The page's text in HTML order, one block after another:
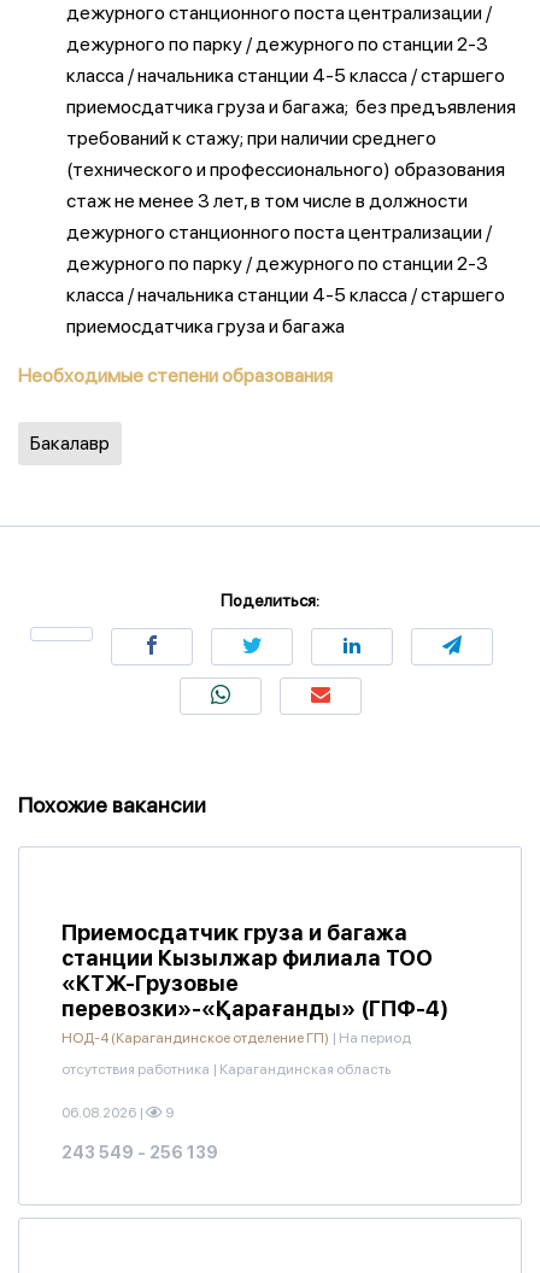
дежурного станционного поста централизации /
дежурного по парку / дежурного по станции 2-3
класса / начальника станции 4-5 класса / старшего
приемосдатчика груза и багажа; без предъявления
требований к стажу; при наличии среднего
(технического и профессионального) образования
стаж не менее 3 лет, в том числе в должности
дежурного станционного поста централизации /
дежурного по парку / дежурного по станции 2-3
класса / начальника станции 4-5 класса / старшего
приемосдатчика груза и багажа
Необходимые степени образования
Бакалавр
Поделиться:
Похожие вакансии
Приемосдатчик груза и багажа
станции Кызылжар филиала ТОО
«КТЖ-Грузовые
перевозки»-«Қарағанды» (ГПФ-4)
НОД-4 (Карагандинское отделение ГП) | На период
отсутствия работника | Карагандинская область
06.08.2026 | 9
243 549 - 256 139